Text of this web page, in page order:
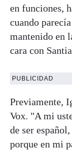
en funciones,
cuando
mantenido en
cara con
PUBLICIDAD
Previamente,
Vox. "A mi
de ser
porque en mi